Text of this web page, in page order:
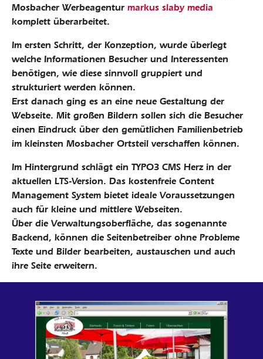
Mosbacher Werbeagentur markus slaby media
komplett überarbeitet.
Im ersten Schritt, der Konzeption, wurde überlegt
welche Informationen Besucher und Interessenten
benötigen, wie diese sinnvoll gruppiert und
strukturiert werden können.
Erst danach ging es an eine neue Gestaltung der
Webseite. Mit großen Bildern sollen sich die Besucher
einen Eindruck über den gemütlichen Familienbetrieb
im kleinsten Mosbacher Ortsteil verschaffen können.
Im Hintergrund schlägt ein TYPO3 CMS Herz in der
aktuellen LTS-Version. Das kostenfreie Content
Management System bietet ideale Voraussetzungen
auch für kleine und mittlere Webseiten.
Über die Verwaltungsoberfläche, das sogenannte
Backend, können die Seitenbetreiber ohne Probleme
Texte und Bilder bearbeiten, austauschen und auch
ihre Seite erweitern.